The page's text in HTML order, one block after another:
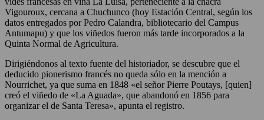
Vigouroux, cercana a Chuchunco (hoy Estación Central, según los
datos entregados por Pedro Calandra, bibliotecario del Campus
Antumapu) y que los viñedos fueron más tarde incorporados a la
Quinta Normal de Agricultura.
Dirigiéndonos al texto fuente del historiador, se descubre que el
deducido pionerismo francés no queda sólo en la mención a
Nourrichet, ya que suma en 1848 «el señor Pierre Poutays, [quien]
creó el viñedo de «La Aguada», que abandonó en 1856 para
organizar el de Santa Teresa», apunta el registro.